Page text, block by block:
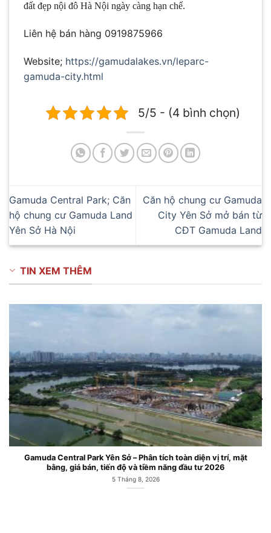
đất đẹp nội đô Hà Nội ngày càng hạn chế.
Liên hệ bán hàng 0919875966
Website; https://gamudalakes.vn/leparc-
gamuda-city.html
5/5 - (4 bình chọn)
Gamuda Central Park; Căn
hộ chung cư Gamuda Land
Yên Sở Hà Nội
Căn hộ chung cư Gamuda
City Yên Sở mở bán từ
CĐT Gamuda Land
TIN XEM THÊM
Căn hộ chung cư Gamuda Central Park Công viên Yên Sở Hoàng
Mai
6 Tháng 7, 2026